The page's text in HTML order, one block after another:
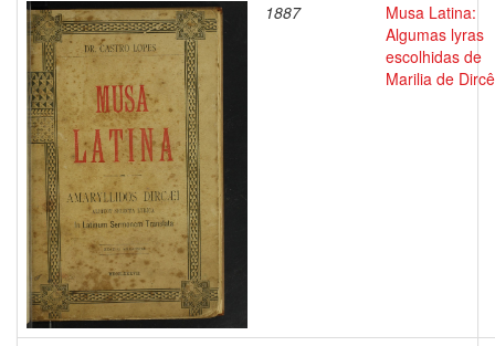
1887
Musa Latina:
Algumas lyras
escolhidas de
Marilia de